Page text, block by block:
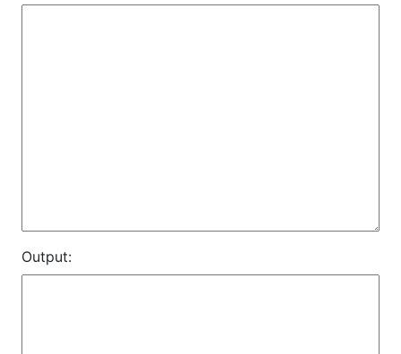
Output: